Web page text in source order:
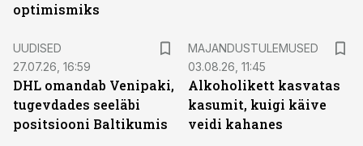
optimismiks
UUDISED
27.07.26, 16:59
DHL omandab Venipaki,
tugevdades seeläbi
positsiooni Baltikumis
MAJANDUSTULEMUSED
03.08.26, 11:45
Alkoholikett kasvatas
kasumit, kuigi käive
veidi kahanes